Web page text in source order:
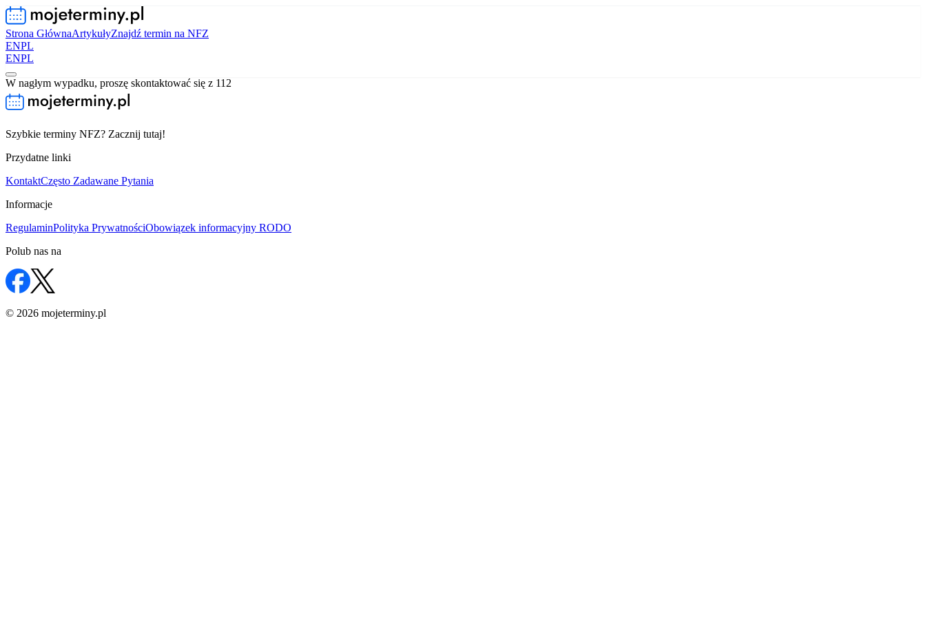
Strona GłównaArtykułyZnajdź termin na NFZ
ENPL
ENPL
W nagłym wypadku, proszę skontaktować się z 112
Szybkie terminy NFZ? Zacznij tutaj!
Przydatne linki
KontaktCzęsto Zadawane Pytania
Informacje
RegulaminPolityka PrywatnościObowiązek informacyjny RODO
Polub nas na
© 2026 mojeterminy.pl